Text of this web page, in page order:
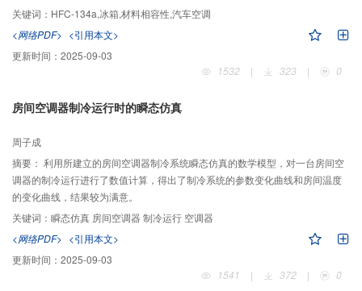
性。结果表明，国产ＨＦＣ １３４ａ／油与目前ＨＦＣ １３４ａ汽车空调材料
是相容的，国产ＨＦＣ １３４ａ与现有ＨＦＣ １３４ａ冰箱材料也是相容的。
关键词： HFC-134a,冰箱,材料相容性,汽车空调
<网络PDF> <引用本文>
更新时间： 2025-09-03
1532
| 323 | 0
房间空调器制冷运行时的瞬态仿真
周子成
摘要： 利用所建立的房间空调器制冷系统瞬态仿真的数学模型，对一台房间空
调器的制冷运行进行了数值计算，得出了制冷系统的参数变化曲线和房间温度
的变化曲线，结果较为满意。
关键词： 瞬态仿真 房间空调器 制冷运行 空调器
<网络PDF> <引用本文>
更新时间： 2025-09-03
1541
| 372 | 0